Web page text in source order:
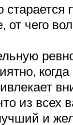
от чего
когда
из всех
и